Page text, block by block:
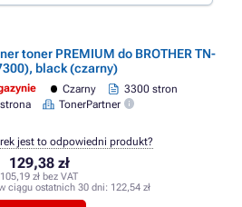
toner PREMIUM do BROTHER TN-
black (czarny)
Czarny
3300 stron
TonerPartner
129,38 zł
105,19 zł bez VAT
ciągu ostatnich 30 dni: 122,54 zł
jest to odpowiedni produkt?